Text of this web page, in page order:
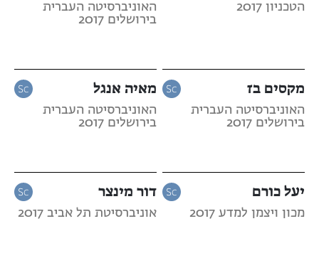
הטכניון 2017
האוניברסיטה העברית
בירושלים 2017
מקסים בז
האוניברסיטה העברית
בירושלים 2017
מאיה אנגל
האוניברסיטה העברית
בירושלים 2017
יעל כורם
מכון ויצמן למדע 2017
דור מינצר
אוניברסיטת תל אביב 2017